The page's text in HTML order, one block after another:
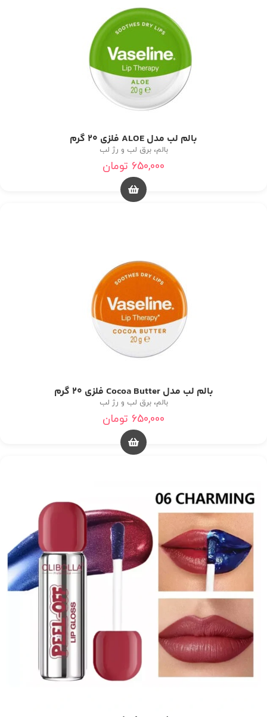
بالم لب مدل ALOE فلزی 20 گرم
بالم، برق لب و رژ لب
650,000 تومان
بالم لب مدل Cocoa Butter فلزی 20 گرم
بالم، برق لب و رژ لب
650,000 تومان